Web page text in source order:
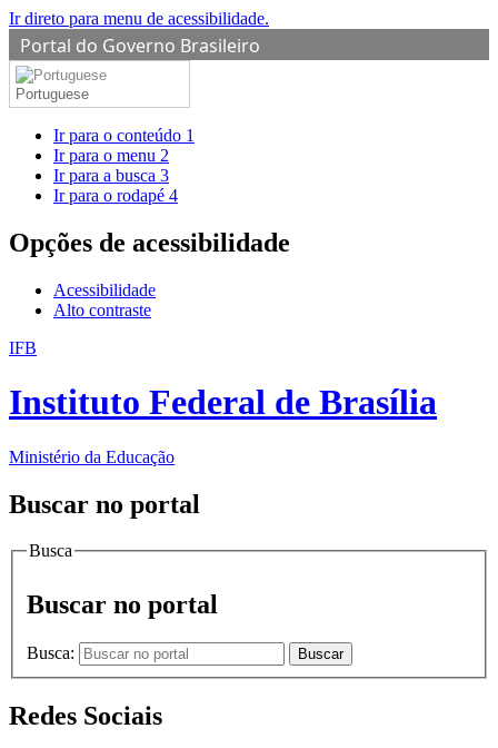
Ir direto para menu de acessibilidade.
Portal do Governo Brasileiro
Portuguese
Ir para o conteúdo 1
Ir para o menu 2
Ir para a busca 3
Ir para o rodapé 4
Opções de acessibilidade
Acessibilidade
Alto contraste
IFB
Instituto Federal de Brasília
Ministério da Educação
Buscar no portal
Busca
Buscar no portal
Busca: Buscar
Redes Sociais